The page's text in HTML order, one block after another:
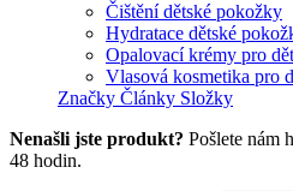
Čištění dětské pokožky
Hydratace dětské
Opalovací krémy pro
Vlasová kosmetika pro
Značky Články Složky
Nenašli jste produkt? Pošlete nám
48 hodin.